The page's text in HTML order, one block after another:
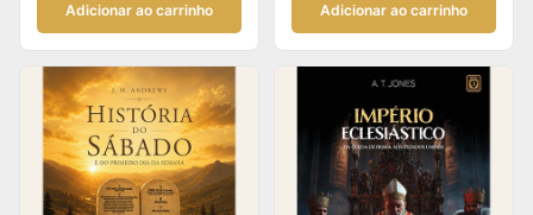
Adicionar ao carrinho Adicionar ao carrinho